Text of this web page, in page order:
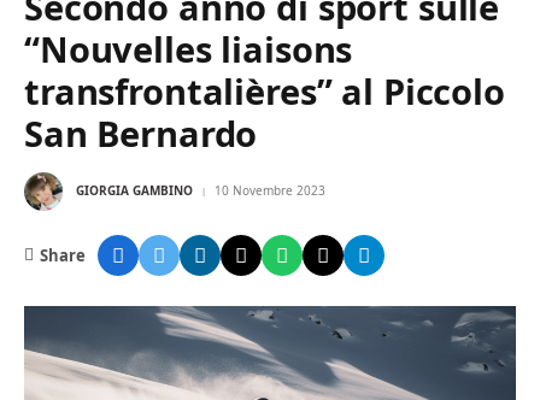
“Nouvelles liaisons
transfrontalières” al Piccolo
San Bernardo
GIORGIA GAMBINO 10 Novembre 2023
Share